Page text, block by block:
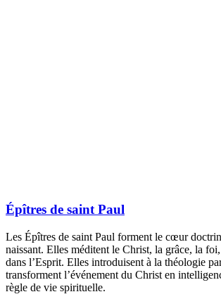
Épîtres de saint Paul
Les Épîtres de saint Paul forment le cœur
naissant. Elles méditent le Christ, la grâce, la
dans l’Esprit. Elles introduisent à la théologie
transforment l’événement du Christ en
règle de vie spirituelle.